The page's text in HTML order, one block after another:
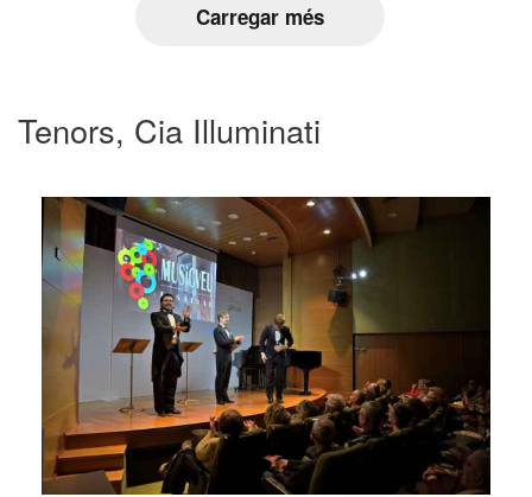
Carregar més
Tenors, Cia Illuminati